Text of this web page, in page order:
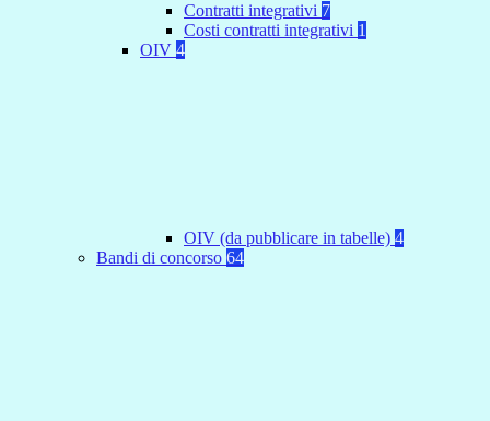
Contratti integrativi 7
Costi contratti integrativi 1
OIV 4
OIV (da pubblicare in tabelle) 4
Bandi di concorso 64